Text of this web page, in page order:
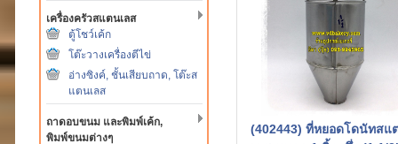
เครื่องครัวสแตนเลส
ตู้โชว์เค้ก
โต๊ะวางเครื่องตีไข่
อ่างซิงค์, ชั้นเสียบถาด, โต๊ะส
แตนเลส
ถาดอบขนม และพิมพ์เค้ก,
พิมพ์ขนมต่างๆ
(402443) ที่หยอดโดนัทสแ